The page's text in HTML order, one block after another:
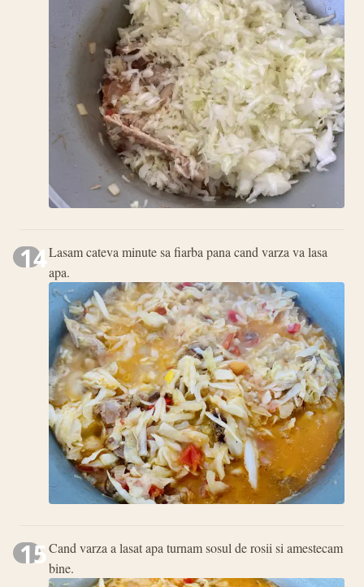
14Lasam cateva minute sa fiarba pana cand varza va lasa
apa.
15Cand varza a lasat apa turnam sosul de rosii si amestecam
bine.